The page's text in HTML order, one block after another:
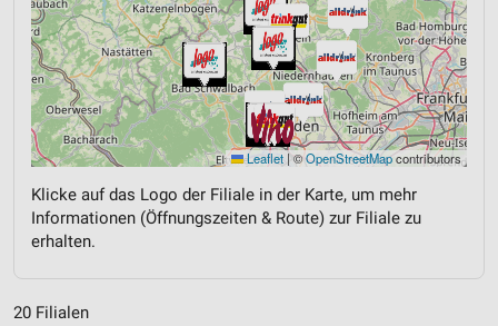
Leaflet | ©OpenStreetMapcontributors
Klicke auf das Logo der Filiale in der Karte, um mehr
Informationen (Öffnungszeiten & Route) zur Filiale zu
erhalten.
20 Filialen